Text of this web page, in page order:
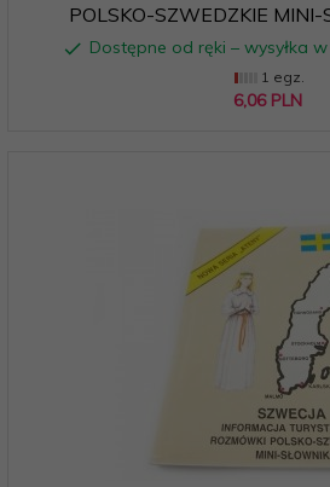
POLSKO-SZWEDZKIE
Dostępne od ręki – wysyłka
1 egz.
6,06 PLN